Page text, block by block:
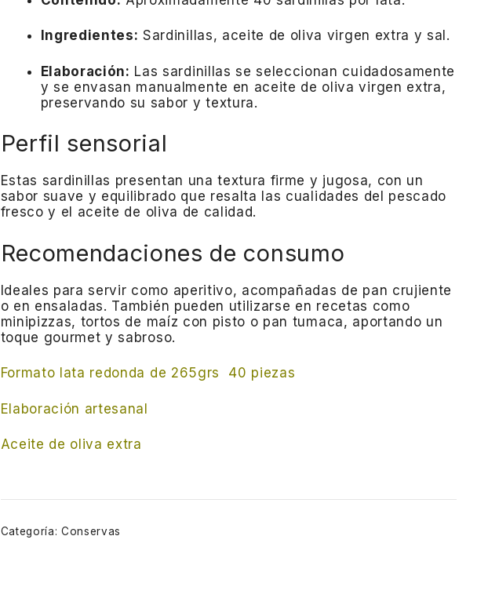
Ingredientes: Sardinillas, aceite de oliva virgen extra y sal.
Elaboración: Las sardinillas se seleccionan cuidadosamente
y se envasan manualmente en aceite de oliva virgen extra,
preservando su sabor y textura.
Perfil sensorial
Estas sardinillas presentan una textura firme y jugosa, con un
sabor suave y equilibrado que resalta las cualidades del pescado
fresco y el aceite de oliva de calidad.
Recomendaciones de consumo
Ideales para servir como aperitivo, acompañadas de pan crujiente
o en ensaladas. También pueden utilizarse en recetas como
minipizzas, tortos de maíz con pisto o pan tumaca, aportando un
toque gourmet y sabroso.
Formato lata redonda de 265grs 40 piezas
Elaboración artesanal
Aceite de oliva extra
Categoría:Conservas